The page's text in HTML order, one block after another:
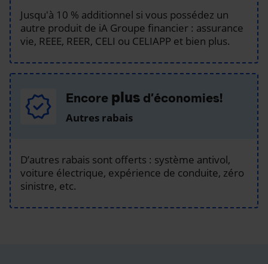
Jusqu'à 10 % additionnel si vous possédez un
autre produit de iA Groupe financier : assurance
vie, REEE, REER, CELI ou CELIAPP et bien plus.
Encore plus d’économies!
Autres rabais
D’autres rabais sont offerts : système antivol,
voiture électrique, expérience de conduite, zéro
sinistre, etc.